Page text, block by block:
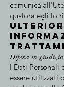
comunica
qualora egli lo
Difesa in giudizio
I Dati Personali
essere utilizzati